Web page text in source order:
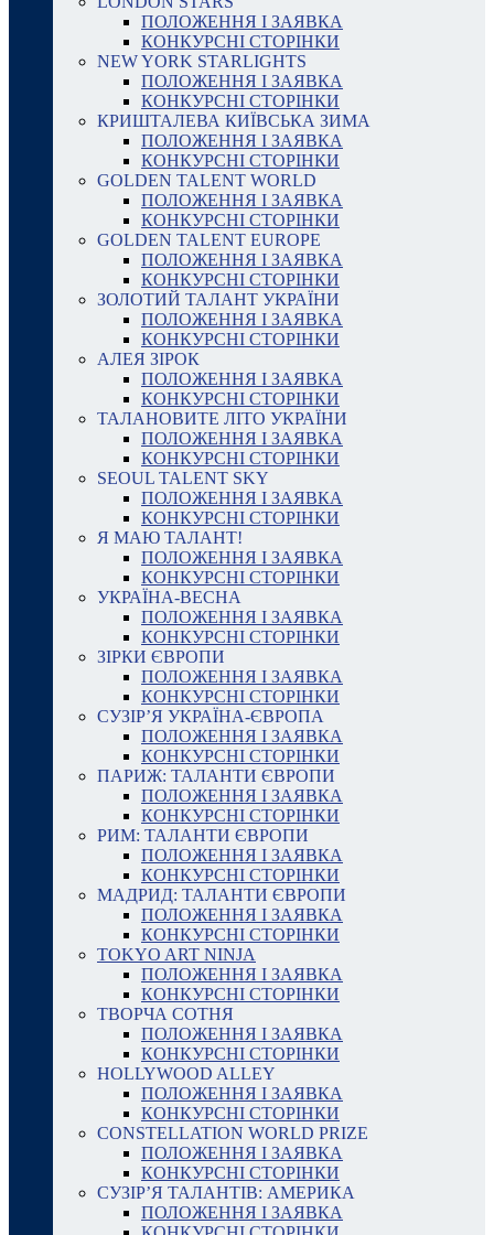
ПОЛОЖЕННЯ І ЗАЯВКА
КОНКУРСНІ СТОРІНКИ
NEW YORK STARLIGHTS
ПОЛОЖЕННЯ І ЗАЯВКА
КОНКУРСНІ СТОРІНКИ
КРИШТАЛЕВА КИЇВСЬКА ЗИМА
ПОЛОЖЕННЯ І ЗАЯВКА
КОНКУРСНІ СТОРІНКИ
GOLDEN TALENT WORLD
ПОЛОЖЕННЯ І ЗАЯВКА
КОНКУРСНІ СТОРІНКИ
GOLDEN TALENT EUROPE
ПОЛОЖЕННЯ І ЗАЯВКА
КОНКУРСНІ СТОРІНКИ
ЗОЛОТИЙ ТАЛАНТ УКРАЇНИ
ПОЛОЖЕННЯ І ЗАЯВКА
КОНКУРСНІ СТОРІНКИ
АЛЕЯ ЗІРОК
ПОЛОЖЕННЯ І ЗАЯВКА
КОНКУРСНІ СТОРІНКИ
ТАЛАНОВИТЕ ЛІТО УКРАЇНИ
ПОЛОЖЕННЯ І ЗАЯВКА
КОНКУРСНІ СТОРІНКИ
SEOUL TALENT SKY
ПОЛОЖЕННЯ І ЗАЯВКА
КОНКУРСНІ СТОРІНКИ
Я МАЮ ТАЛАНТ!
ПОЛОЖЕННЯ І ЗАЯВКА
КОНКУРСНІ СТОРІНКИ
УКРАЇНА-ВЕСНА
ПОЛОЖЕННЯ І ЗАЯВКА
КОНКУРСНІ СТОРІНКИ
ЗІРКИ ЄВРОПИ
ПОЛОЖЕННЯ І ЗАЯВКА
КОНКУРСНІ СТОРІНКИ
СУЗІР’Я УКРАЇНА-ЄВРОПА
ПОЛОЖЕННЯ І ЗАЯВКА
КОНКУРСНІ СТОРІНКИ
ПАРИЖ: ТАЛАНТИ ЄВРОПИ
ПОЛОЖЕННЯ І ЗАЯВКА
КОНКУРСНІ СТОРІНКИ
РИМ: ТАЛАНТИ ЄВРОПИ
ПОЛОЖЕННЯ І ЗАЯВКА
КОНКУРСНІ СТОРІНКИ
МАДРИД: ТАЛАНТИ ЄВРОПИ
ПОЛОЖЕННЯ І ЗАЯВКА
КОНКУРСНІ СТОРІНКИ
TOKYO ART NINJA
ПОЛОЖЕННЯ І ЗАЯВКА
КОНКУРСНІ СТОРІНКИ
ТВОРЧА СОТНЯ
ПОЛОЖЕННЯ І ЗАЯВКА
КОНКУРСНІ СТОРІНКИ
HOLLYWOOD ALLEY
ПОЛОЖЕННЯ І ЗАЯВКА
КОНКУРСНІ СТОРІНКИ
CONSTELLATION WORLD PRIZE
ПОЛОЖЕННЯ І ЗАЯВКА
КОНКУРСНІ СТОРІНКИ
СУЗІР’Я ТАЛАНТІВ: АМЕРИКА
ПОЛОЖЕННЯ І ЗАЯВКА